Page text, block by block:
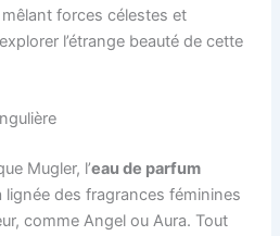
forces célestes et
l’étrange beauté de cette
Mugler, l’eau de parfum
lignée des fragrances féminines
comme Angel ou Aura. Tout